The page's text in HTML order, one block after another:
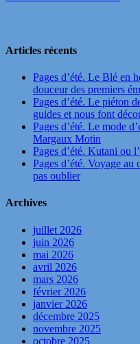
Articles récents
Pages d’été. Le Blé en
douceur des premiers
Pages d’été. Le piéton
guides et nous font
Pages d’été. Le mode
Margaux Motin
Pages d’été. Kutani ou
Pages d’été. Voyage
pas oublier
Archives
juillet 2026
juin 2026
mai 2026
avril 2026
mars 2026
février 2026
janvier 2026
décembre 2025
novembre 2025
octobre 2025